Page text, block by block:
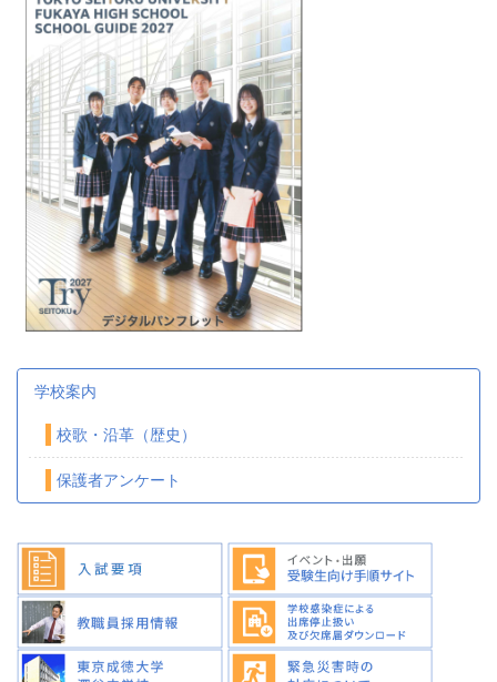
学校案内
校歌・沿革（歴史）
保護者アンケート